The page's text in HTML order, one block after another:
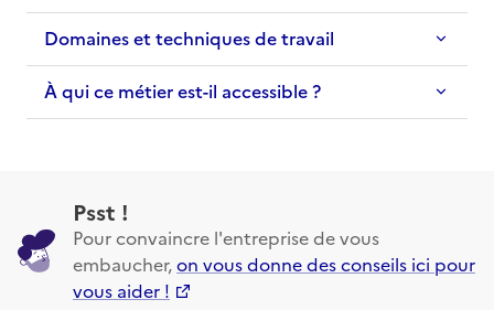
Domaines et techniques de travail
À qui ce métier est-il accessible ?
Psst !
Pour convaincre l'entreprise de vous
embaucher,on vous donne des conseils ici pour
vous aider !